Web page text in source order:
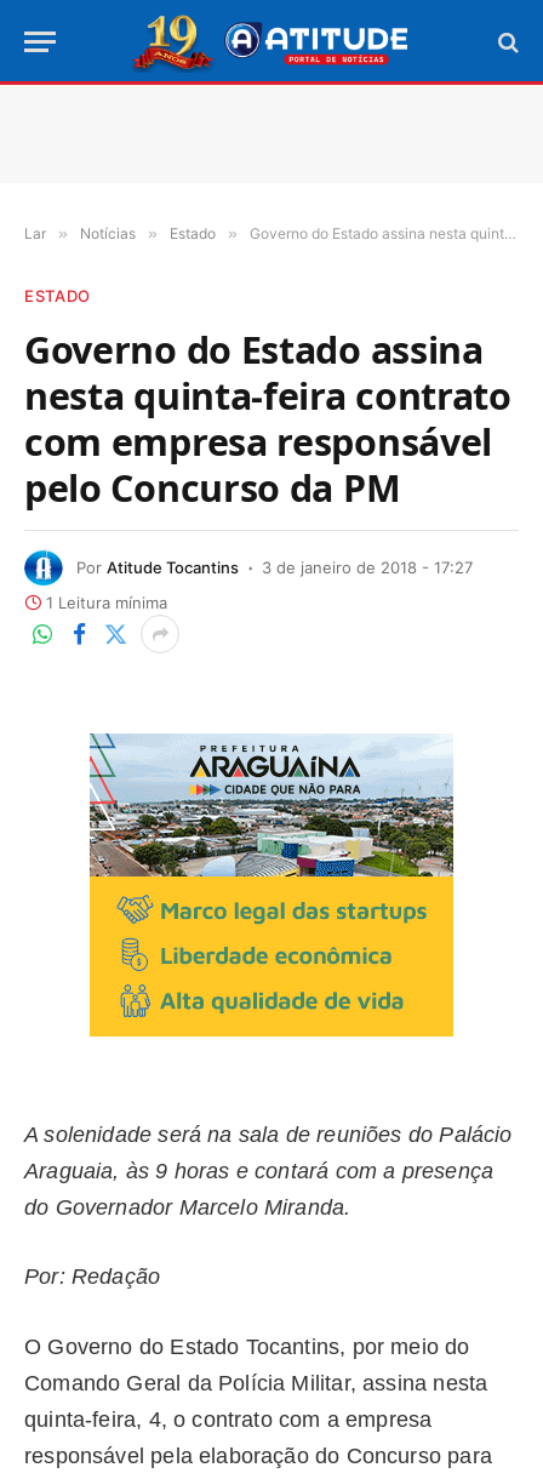
Lar » Notícias » Estado » Governo do Estado assina nesta quinta-feira contrato com empresa responsável pelo Concurso da PM
ESTADO
Governo do Estado assina
nesta quinta-feira contrato
com empresa responsável
pelo Concurso da PM
Por Atitude Tocantins
3 de janeiro de 2018 - 17:27
1 Leitura mínima
A solenidade será na sala de reuniões do Palácio
Araguaia, às 9 horas e contará com a presença
do Governador Marcelo Miranda.
Por: Redação
O Governo do Estado Tocantins, por meio do
Comando Geral da Polícia Militar, assina nesta
quinta-feira, 4, o contrato com a empresa
responsável pela elaboração do Concurso para